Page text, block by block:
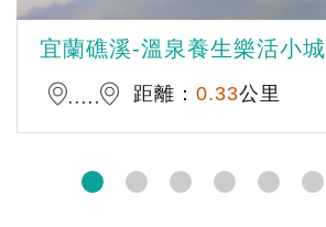
宜蘭礁溪-溫泉養生樂活小城
距離： 0.33公里